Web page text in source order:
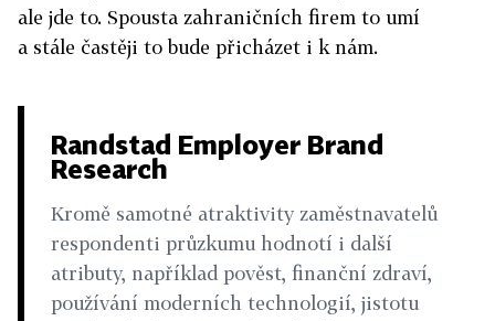
ale jde to. Spousta zahraničních firem to umí
a stále častěji to bude přicházet i k nám.
Randstad Employer Brand
Research
Kromě samotné atraktivity zaměstnavatelů
respondenti průzkumu hodnotí i další
atributy, například pověst, finanční zdraví,
používání moderních technologií, jistotu